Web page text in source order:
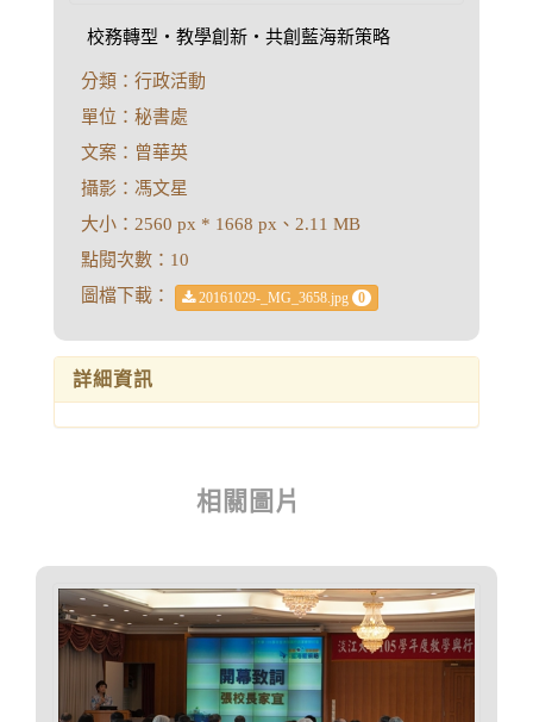
校務轉型‧教學創新‧共創藍海新策略
分類：行政活動
單位：秘書處
文案：曾華英
攝影：馮文星
大小：2560 px * 1668 px、2.11 MB
點閱次數：10
圖檔下載：
20161029-_MG_3658.jpg 0
詳細資訊
相關圖片